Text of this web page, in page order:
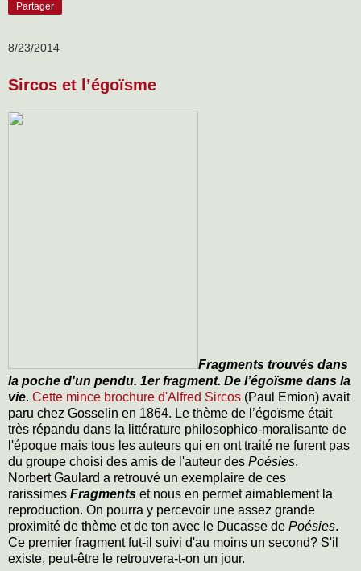
Partager
8/23/2014
Sircos et l’égoïsme
Fragments trouvés dans
la poche d'un pendu. 1er fragment. De l’égoïsme dans la
vie. Cette mince brochure d'Alfred Sircos (Paul Emion) avait
paru chez Gosselin en 1864. Le thème de l’égoïsme était
très répandu dans la littérature philosophico-moralisante de
l'époque mais tous les auteurs qui en ont traité ne furent pas
du groupe choisi des amis de l'auteur des Poésies.
Norbert Gaulard a retrouvé un exemplaire de ces
rarissimes Fragments et nous en permet aimablement la
reproduction. On pourra y percevoir une assez grande
proximité de thème et de ton avec le Ducasse de Poésies.
Ce premier fragment fut-il suivi d'au moins un second? S'il
existe, peut-être le retrouvera-t-on un jour.